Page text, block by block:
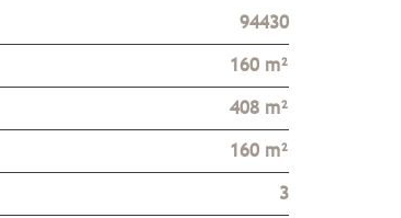
94430
160 m²
408 m²
160 m²
3